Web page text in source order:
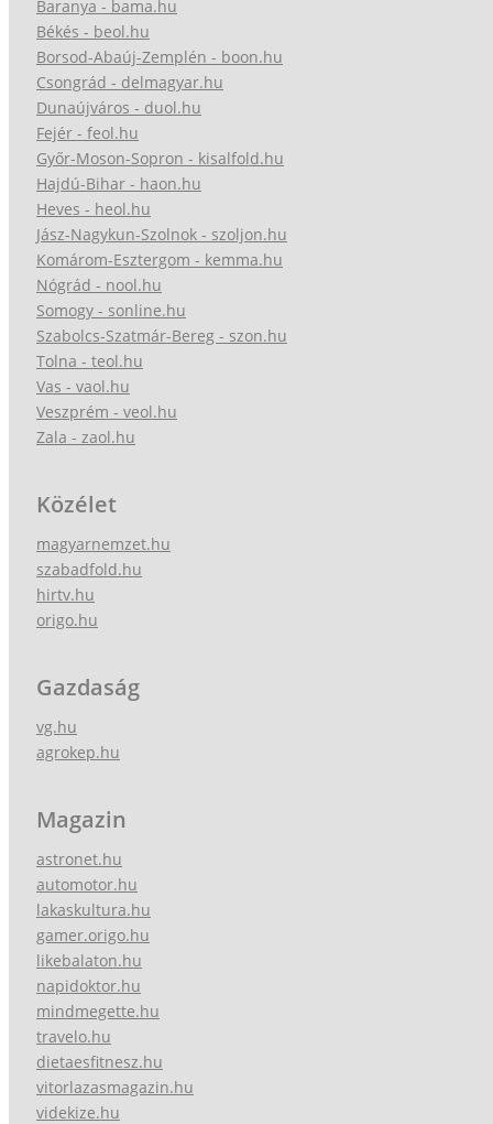
Baranya - bama.hu
Békés - beol.hu
Borsod-Abaúj-Zemplén - boon.hu
Csongrád - delmagyar.hu
Dunaújváros - duol.hu
Fejér - feol.hu
Győr-Moson-Sopron - kisalfold.hu
Hajdú-Bihar - haon.hu
Heves - heol.hu
Jász-Nagykun-Szolnok - szoljon.hu
Komárom-Esztergom - kemma.hu
Nógrád - nool.hu
Somogy - sonline.hu
Szabolcs-Szatmár-Bereg - szon.hu
Tolna - teol.hu
Vas - vaol.hu
Veszprém - veol.hu
Zala - zaol.hu
Közélet
magyarnemzet.hu
szabadfold.hu
hirtv.hu
origo.hu
Gazdaság
vg.hu
agrokep.hu
Magazin
astronet.hu
automotor.hu
lakaskultura.hu
gamer.origo.hu
likebalaton.hu
napidoktor.hu
mindmegette.hu
travelo.hu
dietaesfitnesz.hu
vitorlazasmagazin.hu
videkize.hu